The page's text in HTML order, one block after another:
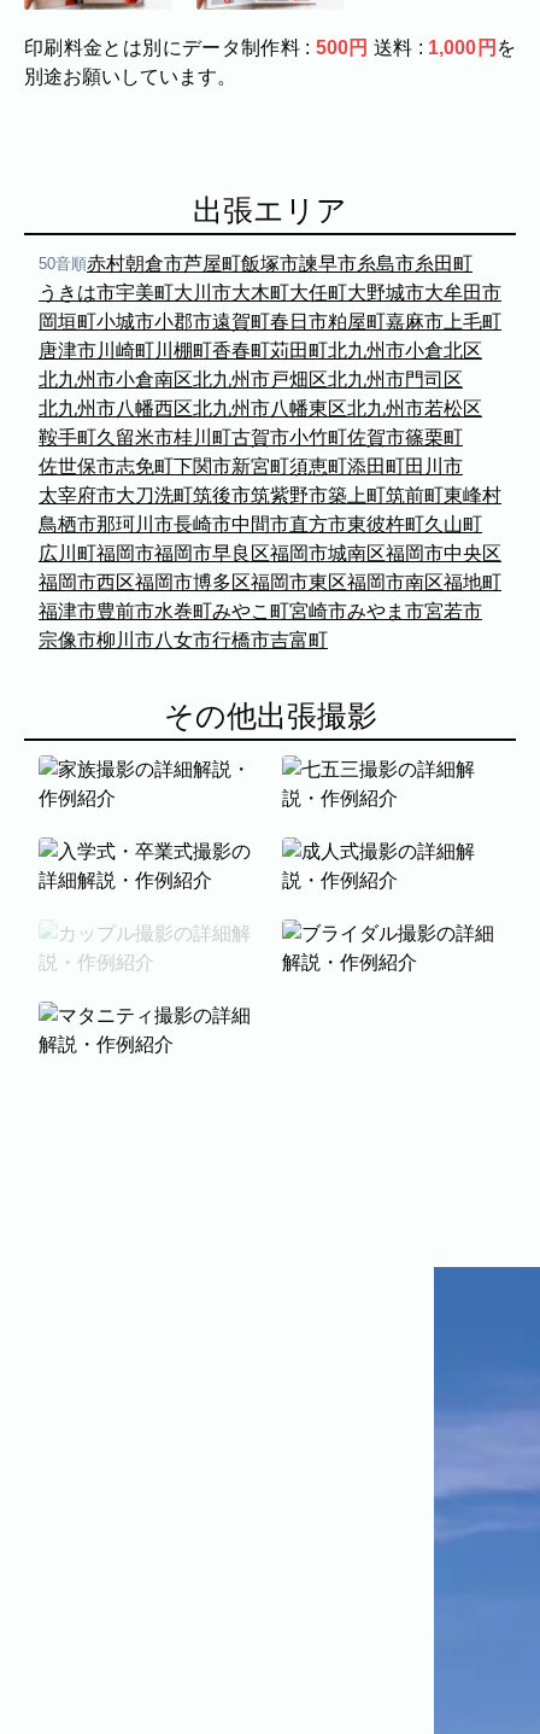
だけます。
そのほかの対応エリアについては、出張エ
リア一覧よりご確認いただけます。
北九州市戸畑区
北九州市八幡東区
朝倉市
久留米市 北九州市門司区 八女市
ABOUT
ABOUT
撮影・制作に対する考え方をご紹介してい
ます。
KUMICODEのことを、少し知っていただけ
たらうれしいです。
私たちにできること
写真撮影・動画撮影・WEBサイト制作を行っています。
WEBサイト制作
会社概要
今まで寄せられた質問をまとめました。
印刷料金とは別にデータ制作料 : 500円 送料 : 1,000円 を
別途お願いしています。
出張エリア
50音順赤村朝倉市芦屋町飯塚市諫早市糸島市糸田町
うきは市宇美町大川市大木町大任町大野城市大牟田市
岡垣町小城市小郡市遠賀町春日市粕屋町嘉麻市 上毛町
唐津市川崎町川棚町香春町苅田町北九州市小倉北区
北九州市小倉南区北九州市戸畑区北九州市門司区
北九州市八幡西区北九州市八幡東区北九州市若松区
鞍手町久留米市桂川町古賀市小竹町佐賀市篠栗町
佐世保市志免町下関市新宮町須恵町添田町田川市
太宰府市大刀洗町筑後市筑紫野市築上町筑前町東峰村
鳥栖市那珂川市長崎市中間市直方市東彼杵町久山町
広川町福岡市福岡市早良区福岡市城南区福岡市中央区
福岡市西区福岡市博多区福岡市東区福岡市南区福地町
福津市豊前市水巻町みやこ町宮崎市みやま市宮若市
宗像市柳川市八女市行橋市吉富町
その他出張撮影